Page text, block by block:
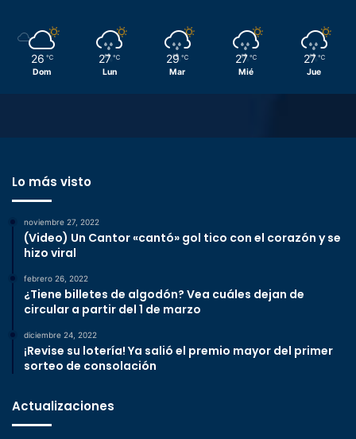
26 ℃
Dom
27 ℃
Lun
29 ℃
Mar
27 ℃
Mié
27 ℃
Jue
Lo más visto
noviembre 27, 2022
(Video) Un Cantor «cantó» gol tico con el corazón y se
hizo viral
febrero 26, 2022
¿Tiene billetes de algodón? Vea cuáles dejan de
circular a partir del 1 de marzo
diciembre 24, 2022
¡Revise su lotería! Ya salió el premio mayor del primer
sorteo de consolación
Actualizaciones